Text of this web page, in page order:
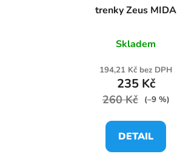
trenky Zeus MIDA
Skladem
194,21 Kč bez DPH
235 Kč
260 Kč (–9 %)
DETAIL